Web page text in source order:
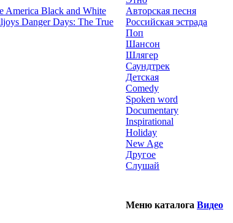
Black and White
Danger Days: The True
Авторская песня
Российская эстрада
Поп
Шансон
Шлягер
Саундтрек
Детская
Comedy
Spoken word
Documentary
Inspirational
Holiday
New Age
Другое
Слушай
Меню каталога Видео